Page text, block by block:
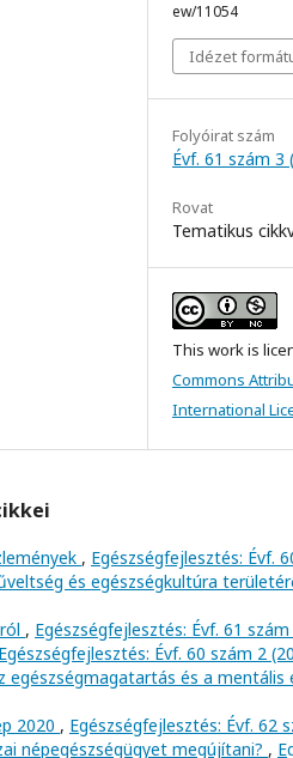
ew/11054
Idézet
Folyóirat szám
Évf. 61 szám 3
Rovat
Tematikus
This work is
Commons
International
, Egészségfejlesztés: Évf.
és egészségkultúra
, Egészségfejlesztés: Évf. 61
Egészségfejlesztés: Évf. 60 szám 2
egészségmagatartás és a mentális
2020 , Egészségfejlesztés: Évf. 62
népegészségügyet megújítani? ,